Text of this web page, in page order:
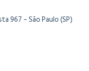
967 – São Paulo (SP)